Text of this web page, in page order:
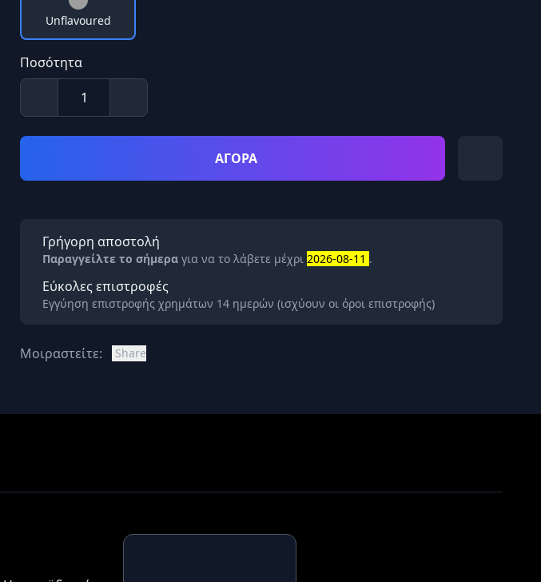
Unflavoured
Ποσότητα
ΑΓΟΡΑ
Γρήγορη αποστολή
Παραγγείλτε το σήμερα για να το λάβετε μέχρι 2026-08-11 .
Εύκολες επιστροφές
Εγγύηση επιστροφής χρημάτων 14 ημερών (ισχύουν οι όροι επιστροφής)
Μοιραστείτε: Share